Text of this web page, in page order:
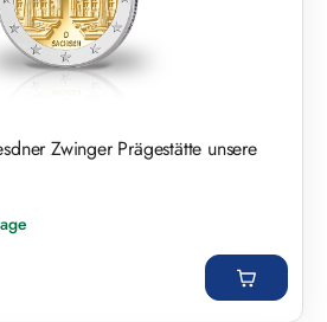
Zwinger Prägestätte unsere